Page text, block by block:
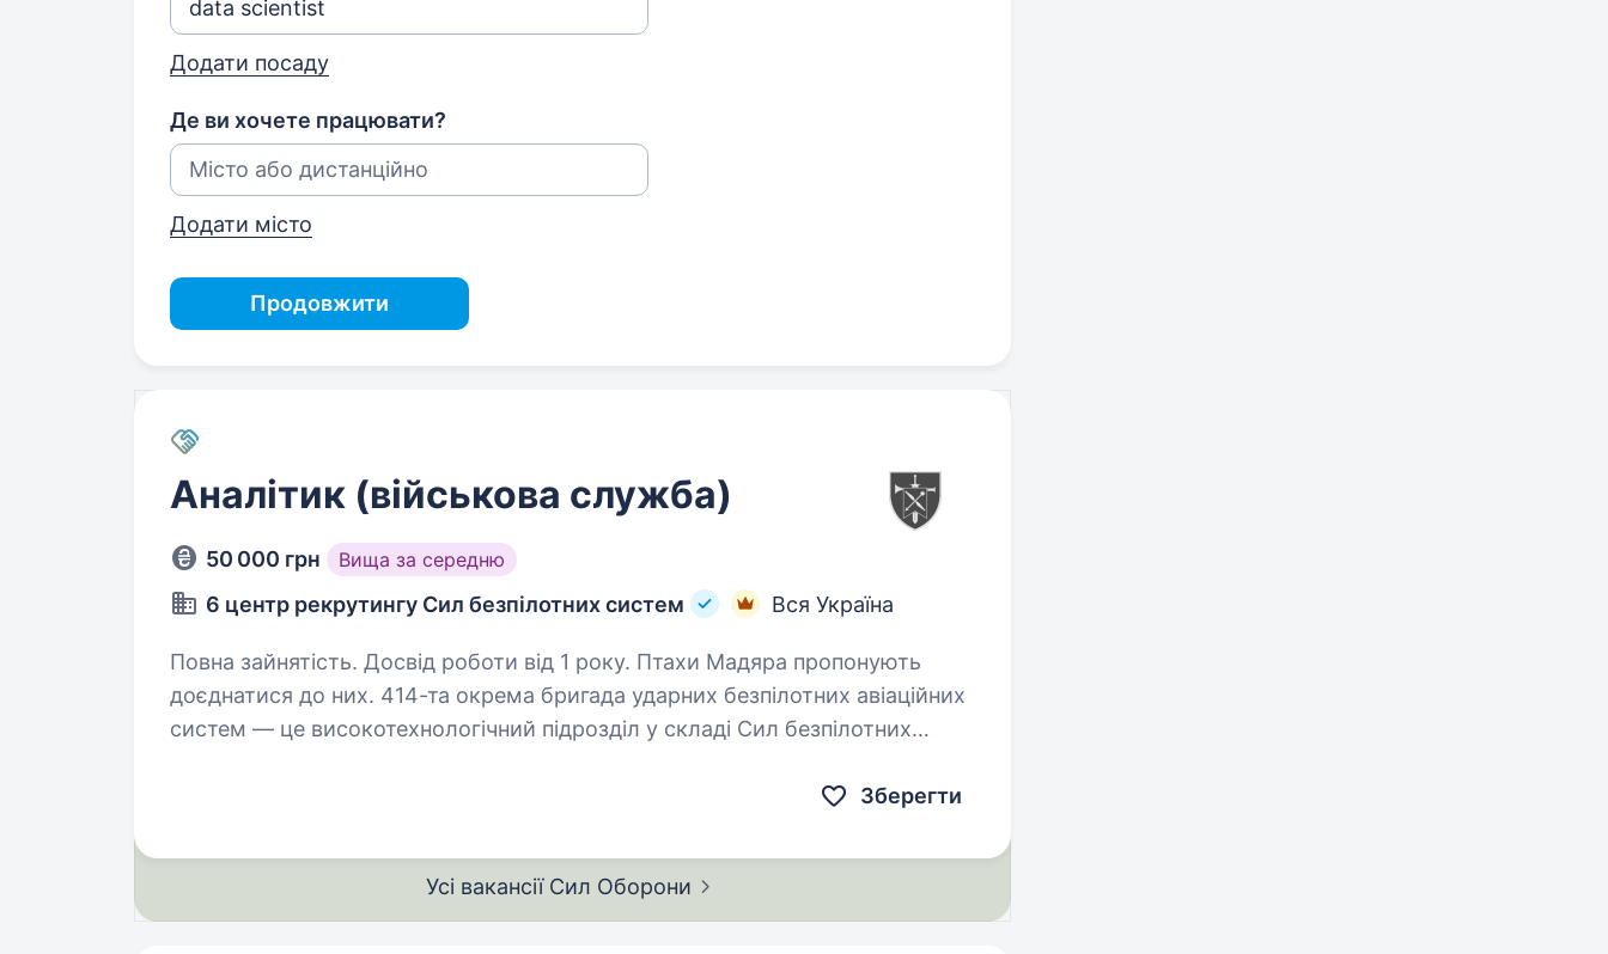
Додати посаду
Де ви хочете працювати?
Додати місто
Продовжити
Аналітик (військова служба)
50 000 грн Вища за середню
6 центр рекрутингу Сил безпілотних систем Вся Україна
Повна зайнятість. Досвід роботи від 1 року. Птахи Мадяра пропонують
доєднатися до них. 414-та окрема бригада ударних безпілотних авіаційних
систем — це високотехнологічний підрозділ у складі Сил безпілотних
Зберегти
Усі вакансії Сил Оборони